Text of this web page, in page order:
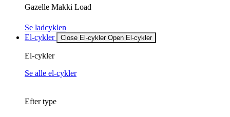
Gazelle Makki Load
Se ladcyklen
El-cykler
Close El-cykler Open El-cykler
El-cykler
Se alle el-cykler
Efter type